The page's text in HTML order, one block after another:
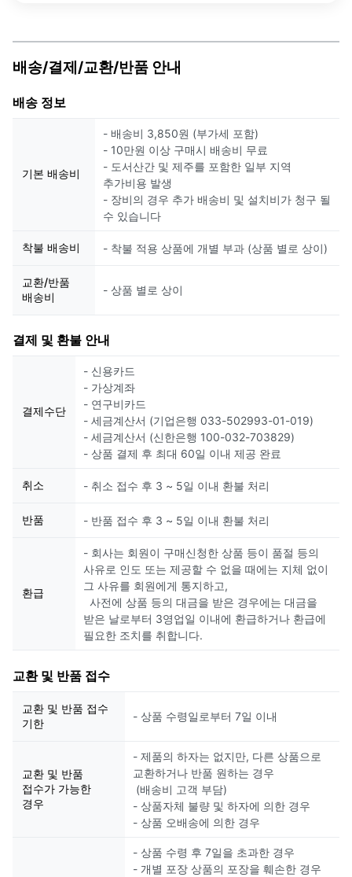
배송/결제/교환/반품 안내
배송 정보
기본 배송비
- 배송비 3,850원 (부가세 포함)
- 10만원 이상 구매시 배송비 무료
- 도서산간 및 제주를 포함한 일부 지역
추가비용 발생
- 장비의 경우 추가 배송비 및 설치비가 청구 될
수 있습니다
착불 배송비 - 착불 적용 상품에 개별 부과 (상품 별로 상이)
교환/반품
배송비
- 상품 별로 상이
결제 및 환불 안내
결제수단
- 신용카드
- 가상계좌
- 연구비카드
- 세금계산서 (기업은행 033-502993-01-019)
- 세금계산서 (신한은행 100-032-703829)
- 상품 결제 후 최대 60일 이내 제공 완료
취소 - 취소 접수 후 3 ~ 5일 이내 환불 처리
반품 - 반품 접수 후 3 ~ 5일 이내 환불 처리
환급
- 회사는 회원이 구매신청한 상품 등이 품절 등의
사유로 인도 또는 제공할 수 없을 때에는 지체 없이
그 사유를 회원에게 통지하고,
사전에 상품 등의 대금을 받은 경우에는 대금을
받은 날로부터 3영업일 이내에 환급하거나 환급에
필요한 조치를 취합니다.
교환 및 반품 접수
교환 및 반품 접수
기한
- 상품 수령일로부터 7일 이내
교환 및 반품
접수가 가능한
경우
- 제품의 하자는 없지만, 다른 상품으로
교환하거나 반품 원하는 경우
(배송비 고객 부담)
- 상품자체 불량 및 하자에 의한 경우
- 상품 오배송에 의한 경우
- 상품 수령 후 7일을 초과한 경우
- 개별 포장 상품의 포장을 훼손한 경우